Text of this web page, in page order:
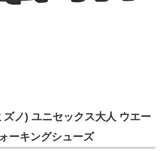
ノ) ユニセックス大人 ウエー
ーキングシューズ